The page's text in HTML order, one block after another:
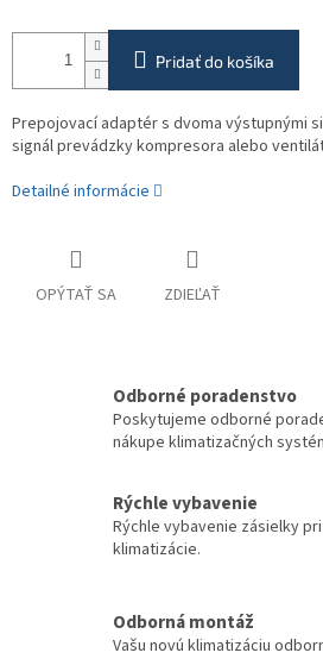
Pridať do košíka
Prepojovací adaptér s dvoma výstupnými
signál prevádzky kompresora alebo
Detailné informácie
OPÝTAŤ SA ZDIEĽAŤ
Odborné poradenstvo
Poskytujeme odborné
nákupe klimatizačných
Rýchle vybavenie
Rýchle vybavenie zásielky
klimatizácie.
Odborná montáž
Vašu novú klimatizáciu